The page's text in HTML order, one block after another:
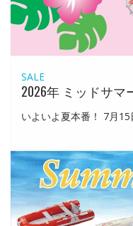
SALE
2026年 ミッドサマ
いよいよ夏本番！ 7月15